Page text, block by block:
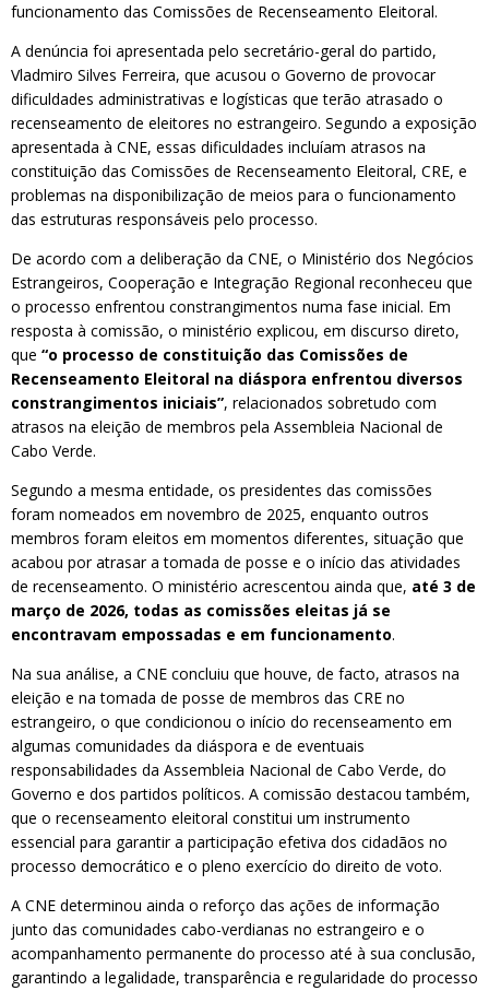
funcionamento das Comissões de Recenseamento Eleitoral.
A denúncia foi apresentada pelo secretário-geral do partido,
Vladmiro Silves Ferreira, que acusou o Governo de provocar
dificuldades administrativas e logísticas que terão atrasado o
recenseamento de eleitores no estrangeiro. Segundo a exposição
apresentada à CNE, essas dificuldades incluíam atrasos na
constituição das Comissões de Recenseamento Eleitoral, CRE, e
problemas na disponibilização de meios para o funcionamento
das estruturas responsáveis pelo processo.
De acordo com a deliberação da CNE, o Ministério dos Negócios
Estrangeiros, Cooperação e Integração Regional reconheceu que
o processo enfrentou constrangimentos numa fase inicial. Em
resposta à comissão, o ministério explicou, em discurso direto,
que “o processo de constituição das Comissões de
Recenseamento Eleitoral na diáspora enfrentou diversos
constrangimentos iniciais”, relacionados sobretudo com
atrasos na eleição de membros pela Assembleia Nacional de
Cabo Verde.
Segundo a mesma entidade, os presidentes das comissões
foram nomeados em novembro de 2025, enquanto outros
membros foram eleitos em momentos diferentes, situação que
acabou por atrasar a tomada de posse e o início das atividades
de recenseamento. O ministério acrescentou ainda que, até 3 de
março de 2026, todas as comissões eleitas já se
encontravam empossadas e em funcionamento.
Na sua análise, a CNE concluiu que houve, de facto, atrasos na
eleição e na tomada de posse de membros das CRE no
estrangeiro, o que condicionou o início do recenseamento em
algumas comunidades da diáspora e de eventuais
responsabilidades da Assembleia Nacional de Cabo Verde, do
Governo e dos partidos políticos. A comissão destacou também,
que o recenseamento eleitoral constitui um instrumento
essencial para garantir a participação efetiva dos cidadãos no
processo democrático e o pleno exercício do direito de voto.
A CNE determinou ainda o reforço das ações de informação
junto das comunidades cabo-verdianas no estrangeiro e o
acompanhamento permanente do processo até à sua conclusão,
garantindo a legalidade, transparência e regularidade do processo